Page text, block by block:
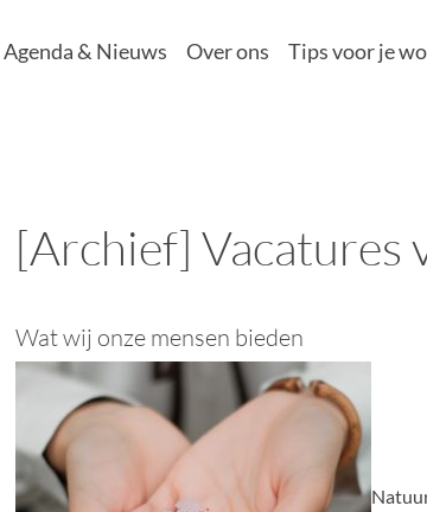
Agenda & Nieuws Over ons Tips voor je
[Archief] Vacatures
Wat wij onze mensen bieden